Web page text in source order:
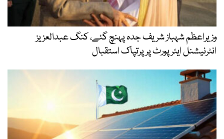
وزیراعظم شہباز شریف جدہ پہنچ گئے، کنگ عبدالعزیز
انٹرنیشنل ایئر پورٹ پر پرتپاک استقبال